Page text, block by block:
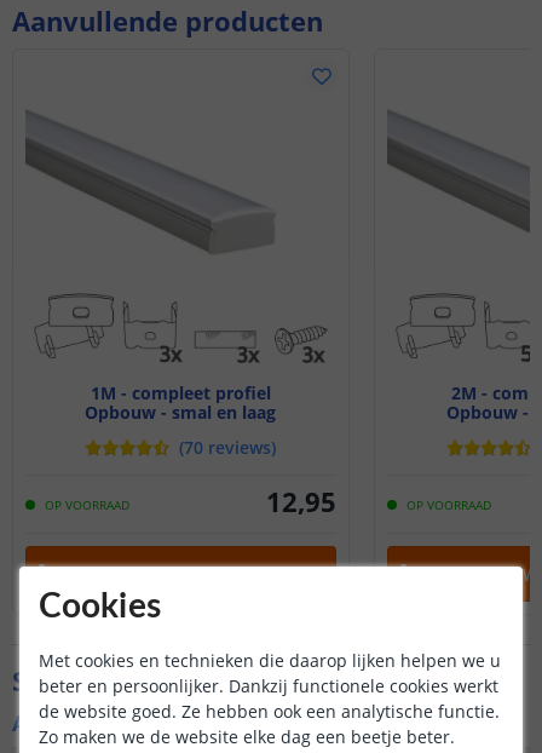
Aanvullende producten
1M - compleet profiel
Opbouw - smal en laag
(70 reviews)
OP VOORRAAD 12,95
IN WINKELWAGEN
2M -
Opbouw -
OP VOORRAAD
IN
Specificaties
Algemene kenmerken
Cookies
Met cookies en technieken die daarop lijken helpen we u
beter en persoonlijker. Dankzij functionele cookies werkt
de website goed. Ze hebben ook een analytische functie.
Zo maken we de website elke dag een beetje beter.